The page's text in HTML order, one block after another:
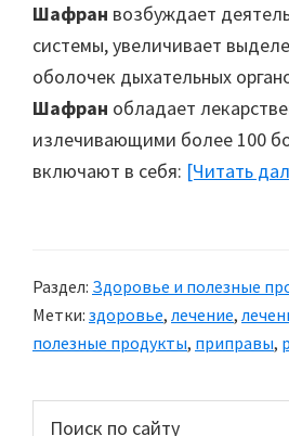
Шафран возбуждает
системы, увеличивает
оболочек дыхательных
Шафран обладает
излечивающими более 100
включают в себя: [Читать
Раздел: Здоровье и полезные
Метки: здоровье, лечение,
полезные продукты, приправы,
Основной